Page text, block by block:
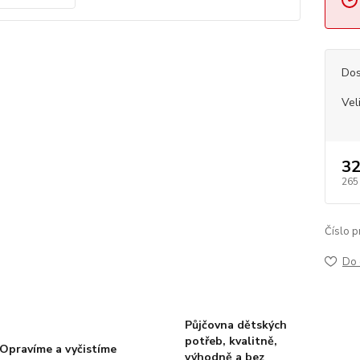
265
Číslo
Do
a vyčistíme
Půjčovna dětských
potřeb, kvalitně,